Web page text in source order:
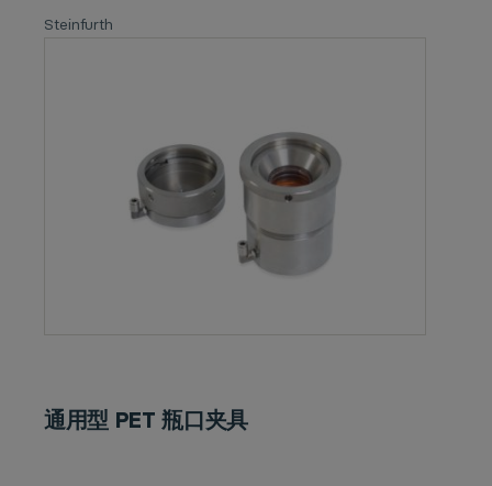
Steinfurth
通用型 PET 瓶口夹具